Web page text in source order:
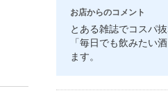
お店からのコメント
とある雑誌でコスパ
「毎日でも飲みたい
ます。